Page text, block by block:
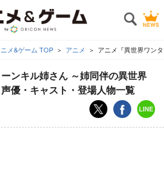
メ&ゲーム TOP アニメ アニメ『異世界ワン
ンキル姉さん ～姉同伴の異世界
優・キャスト・登場人物一覧